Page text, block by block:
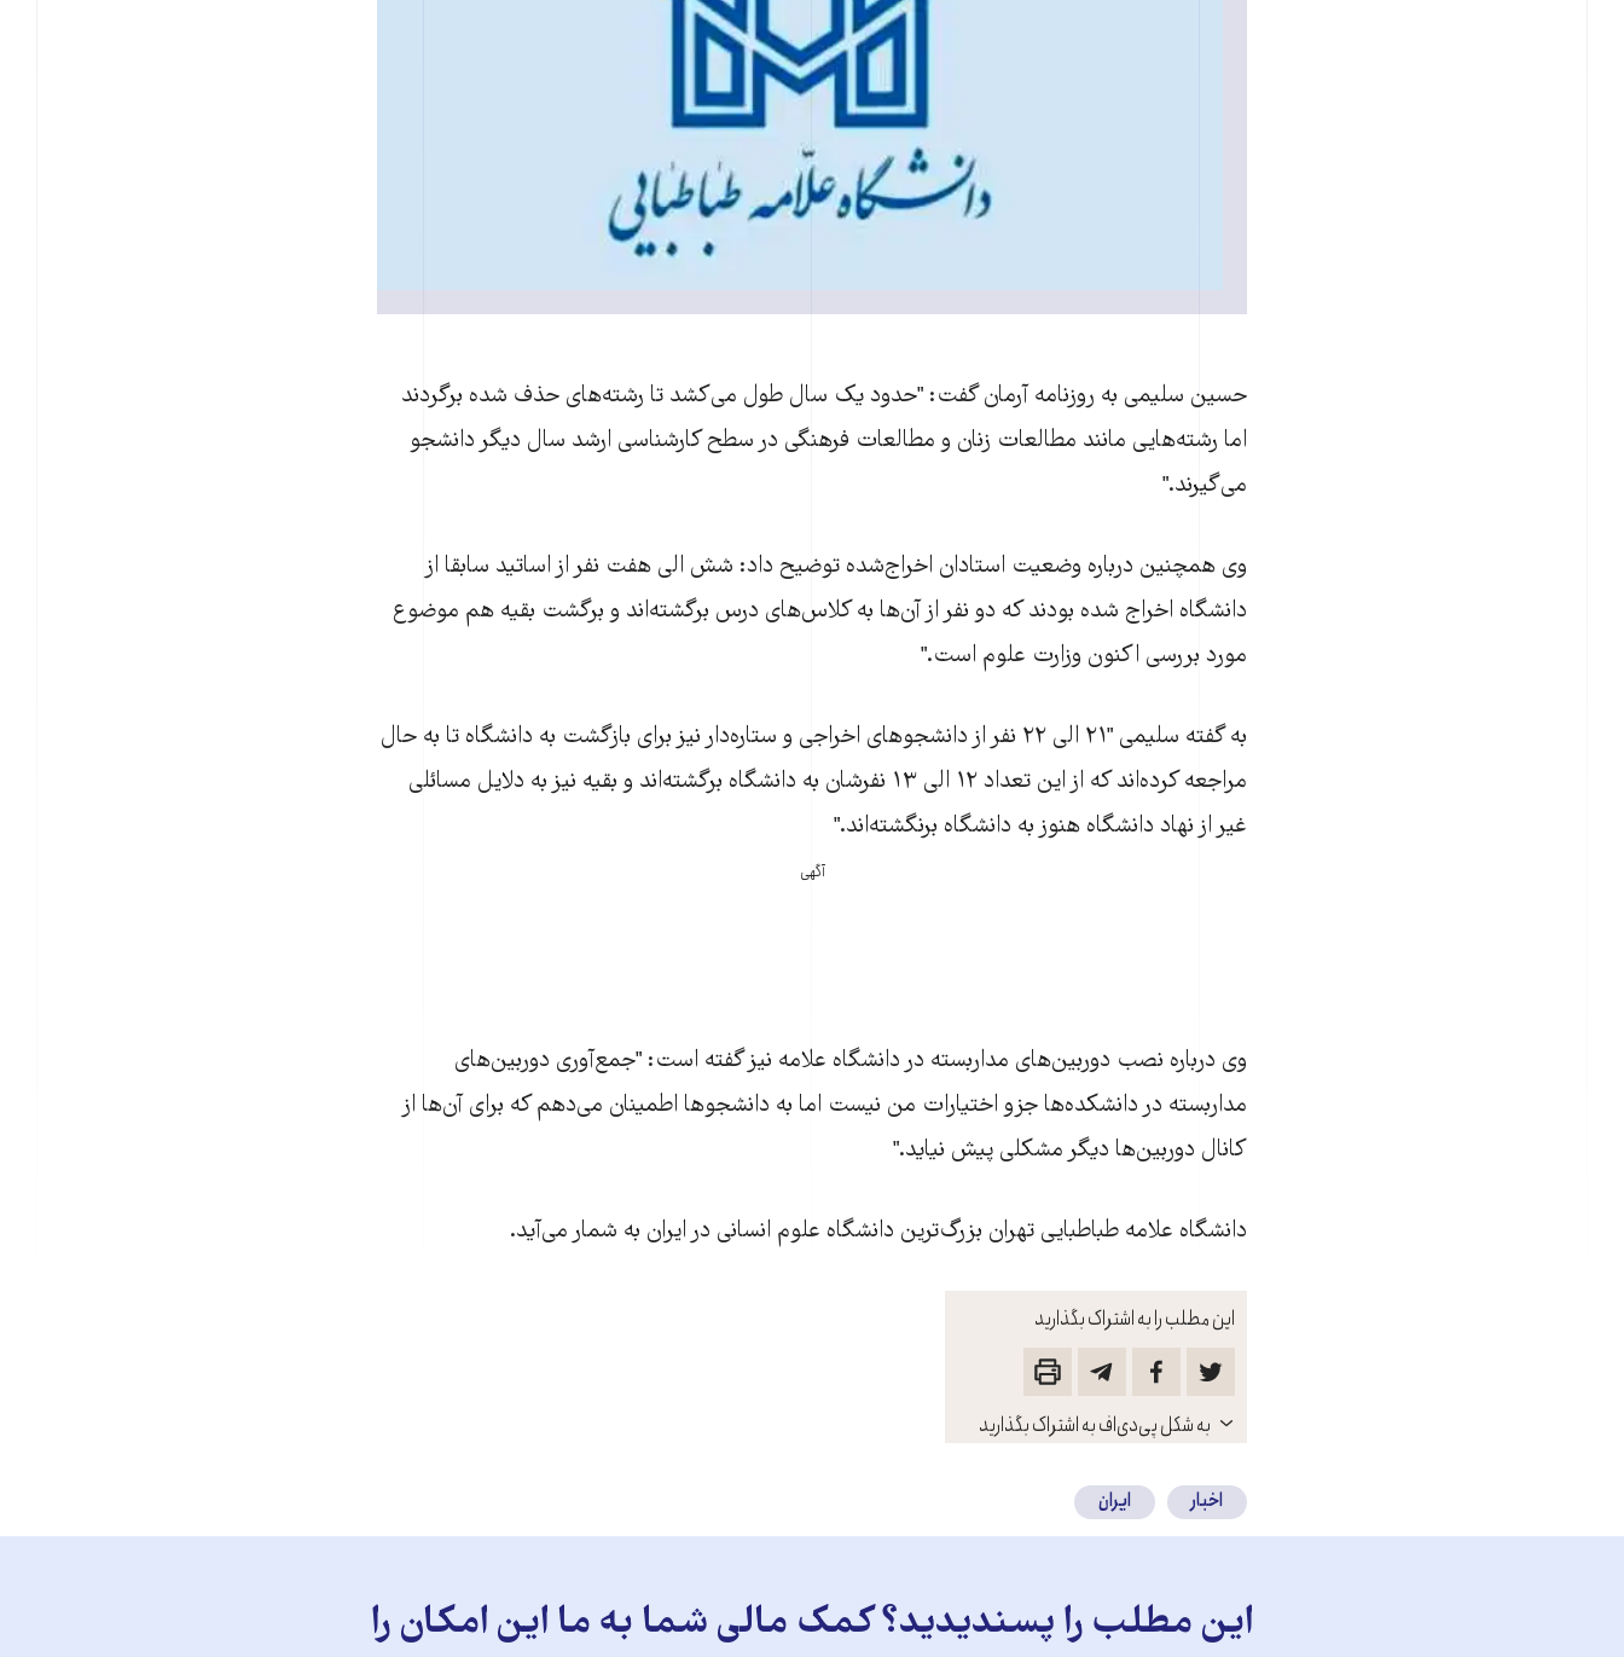
این مطلب را به اشتراک بگذارید
باز
کنید
به شکل پی‌دی‌اف به اشتراک بگذارید
حسين سليمی به روزنامه آرمان گفت: "حدود يک سال طول می‌کشد تا رشته‌های حذف شده برگردند
اما رشته‌هايی مانند مطالعات زنان و مطالعات فرهنگی در سطح کارشناسی ارشد سال ديگر دانشجو
می‌گيرند."
وی همچنين درباره وضعيت استادان اخراج‌شده توضيح داد: شش الی هفت نفر از اساتيد سابقا از
دانشگاه اخراج شده بودند که دو نفر از آن‌ها به کلاس‌های درس برگشته‌اند و برگشت بقيه هم موضوع
مورد بررسی اکنون وزارت علوم است."
به گفته سليمی "۲۱ الی ۲۲ نفر از دانشجوهای اخراجی و ستاره‌دار نيز برای بازگشت به دانشگاه تا به حال
مراجعه کرده‌اند که از اين تعداد ۱۲ الی ۱۳ نفرشان به دانشگاه برگشته‌اند و بقيه نيز به دلايل مسائلی
غير از نهاد دانشگاه هنوز به دانشگاه برنگشته‌اند."
آگهی
وی درباره نصب دوربين‌های مداربسته در دانشگاه علامه نيز گفته است: "جمع‌آوری دوربين‌های
مداربسته در دانشکده‌ها جزو اختيارات من نيست اما به دانشجو‌ها اطمينان می‌دهم که برای آن‌ها از
کانال دوربين‌ها ديگر مشکلی پيش نيايد."
دانشگاه علامه طباطبايی تهران بزرگ‌ترين دانشگاه علوم انسانی در ايران به شمار می‌آيد.
اخبار ایران
این مطلب را پسندیدید؟ کمک مالی شما به ما این امکان را